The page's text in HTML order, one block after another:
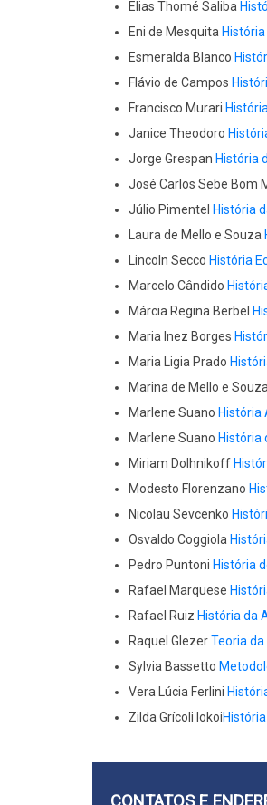
Elias Thomé Saliba
Eni de Mesquita História
Esmeralda Blanco
Flávio de Campos
Francisco Murari
Janice Theodoro
Jorge Grespan História
José Carlos Sebe Bom
Júlio Pimentel História
Laura de Mello e Souza
Lincoln Secco História
Marcelo Cândido
Márcia Regina Berbel
Maria Inez Borges
Maria Ligia Prado
Marina de Mello e Souza
Marlene Suano História
Marlene Suano História
Miriam Dolhnikoff
Modesto Florenzano
Nicolau Sevcenko
Osvaldo Coggiola
Pedro Puntoni História
Rafael Marquese
Rafael Ruiz História da
Raquel GlezerTeoria da
Sylvia Bassetto
Vera Lúcia Ferlini
Zilda Grícoli Iokoi
CONTATOS E